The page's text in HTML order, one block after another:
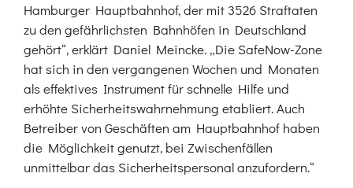
Hamburger Hauptbahnhof, der mit 3526 Straftaten
zu den gefährlichsten Bahnhöfen in Deutschland
gehört“, erklärt Daniel Meincke. „Die SafeNow-Zone
hat sich in den vergangenen Wochen und Monaten
als effektives Instrument für schnelle Hilfe und
erhöhte Sicherheitswahrnehmung etabliert. Auch
Betreiber von Geschäften am Hauptbahnhof haben
die Möglichkeit genutzt, bei Zwischenfällen
unmittelbar das Sicherheitspersonal anzufordern.“